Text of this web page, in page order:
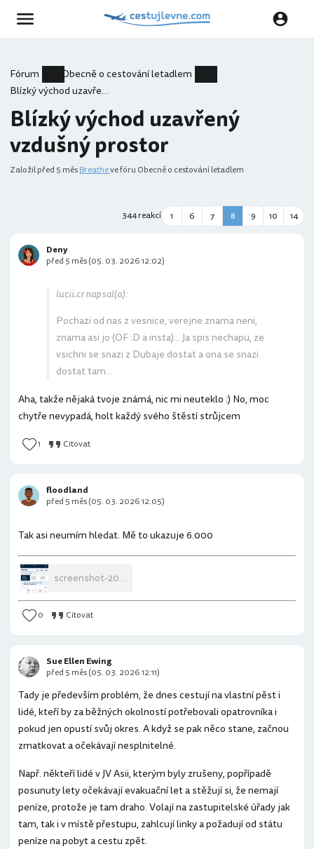
Fórum
Obecně o cestování letadlem
Blízký východ uzavřený vzdušný prostor
Blízký východ uzavřený
vzdušný prostor
Založilpřed 5 měsBreatheve fóru Obecně o cestování letadlem
344 reakcí 1 6 7 8 9 10 14
lucii.cr napsal(a):
Pochazi od nas z vesnice, verejne znama neni,
znama asi jo (OF :D a insta)... Ja spis nechapu, ze
vsichni se snazi z Dubaje dostat a ona se snazi
dostat tam...
Aha, takže nějaká tvoje známá, nic mi neuteklo :) No, moc
chytře nevypadá, holt každý svého štěstí strůjcem
1 Citovat
Deny
před 5 měs (05. 03. 2026 12:02)
Tak asi neumím hledat. Mě to ukazuje 6.000
screenshot-2026-03-05-16-32-49-046-com-mi-globalbrowser.jpg
0 Citovat
floodland
před 5 měs (05. 03. 2026 12:05)
Tady je především problém, že dnes cestují na vlastní pěst i
lidé, kteří by za běžných okolností potřebovali opatrovníka i
pokud jen opustí svůj okres. A když se pak něco stane, začnou
zmatkovat a očekávají nesplnitelné.
Např. někteří lidé v JV Asii, kterým byly zrušeny, popřípadě
posunuty lety očekávají evakuační let a stěžují si, že nemají
peníze, protože je tam draho. Volají na zastupitelské úřady jak
tam, tak i v místě přestupu, zahlcují linky a požadují od státu
peníze na pobyt a cestu zpět.
Sue Ellen Ewing
před 5 měs (05. 03. 2026 12:11)